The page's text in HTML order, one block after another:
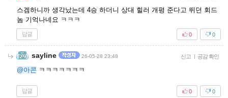
스겜하니까 생각났는데 4승 하더니 상대 힐러 개평 준다고 뛰던 회드
놈 기억나네요 ㅋㅋㅋ
답글 0
0
sayline 26-05-28 23:48 신고 | 공감 확인
@아콘 ㅋㅋㅋㅋㅋㅋㅋ
답글 0
0